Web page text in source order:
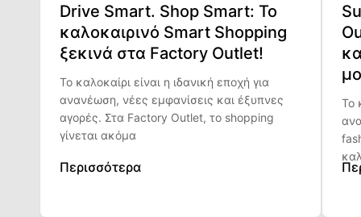
Drive Smart. Shop Smart: Το
καλοκαιρινό Smart Shopping
ξεκινά στα Factory Outlet!
Το καλοκαίρι είναι η ιδανική εποχή για
ανανέωση, νέες εμφανίσεις και έξυπνες
αγορές. Στα Factory Outlet, το shopping
γίνεται ακόμα
Περισσότερα
Το